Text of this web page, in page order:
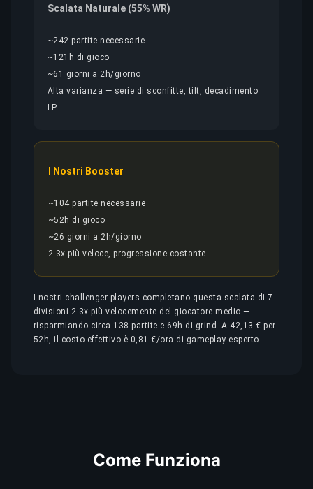
Scalata Naturale (55% WR)
~242 partite necessarie
~121h di gioco
~61 giorni a 2h/giorno
Alta varianza — serie di sconfitte, tilt, decadimento
LP
I Nostri Booster
~104 partite necessarie
~52h di gioco
~26 giorni a 2h/giorno
2.3x più veloce, progressione costante
I nostri challenger players completano questa scalata di 7
divisioni 2.3x più velocemente del giocatore medio —
risparmiando circa 138 partite e 69h di grind. A 42,13 € per
52h, il costo effettivo è 0,81 €/ora di gameplay esperto.
Come Funziona